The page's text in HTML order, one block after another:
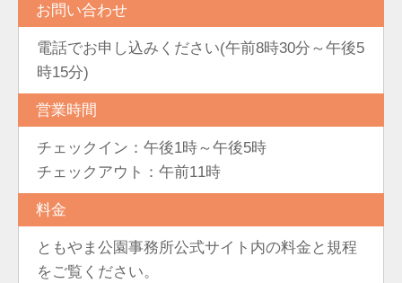
お問い合わせ
電話でお申し込みください(午前8時30分～午後5
時15分)
営業時間
チェックイン：午後1時～午後5時
チェックアウト：午前11時
料金
ともやま公園事務所公式サイト内の料金と規程
をご覧ください。